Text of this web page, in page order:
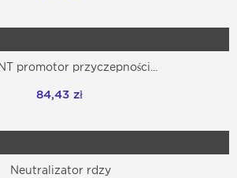
promotor przyczepności...
84,43 zł
Neutralizator rdzy